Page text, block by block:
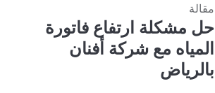
مقالة
حل مشكلة ارتفاع فاتورة
المياه مع شركة أفنان
بالرياض